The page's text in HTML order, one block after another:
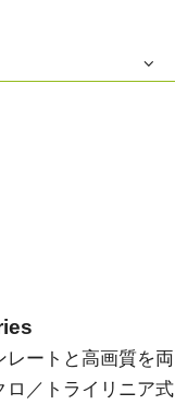
レートと高画質を両
ロ／トライリニア式